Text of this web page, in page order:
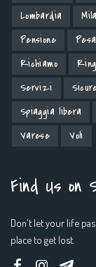
Lombardia
Pensione
Richiamo
Ring
Servizi
Spiaggia libera
Varese
Voli
Find Us on
Don't let your life
place to get lost.